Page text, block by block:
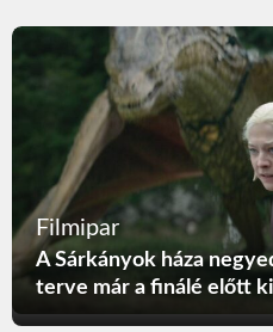
Filmipar
A Sárkányok háza
terve már a finálé előtt